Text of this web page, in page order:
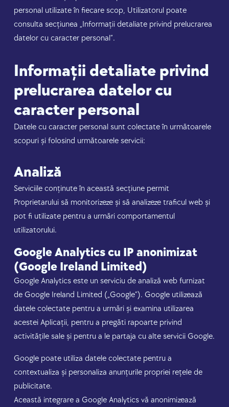
personal utilizate în fiecare scop, Utilizatorul poate
consulta secțiunea „Informații detaliate privind prelucrarea
datelor cu caracter personal”.
Informații detaliate privind
prelucrarea datelor cu
caracter personal
Datele cu caracter personal sunt colectate în următoarele
scopuri și folosind următoarele servicii:
Analiză
Serviciile conținute în această secțiune permit
Proprietarului să monitorizeze și să analizeze traficul web și
pot fi utilizate pentru a urmări comportamentul
utilizatorului.
Google Analytics cu IP anonimizat
(Google Ireland Limited)
Google Analytics este un serviciu de analiză web furnizat
de Google Ireland Limited („Google”). Google utilizează
datele colectate pentru a urmări și examina utilizarea
acestei Aplicații, pentru a pregăti rapoarte privind
activitățile sale și pentru a le partaja cu alte servicii Google.
Google poate utiliza datele colectate pentru a
contextualiza și personaliza anunțurile propriei rețele de
publicitate.
Această integrare a Google Analytics vă anonimizează